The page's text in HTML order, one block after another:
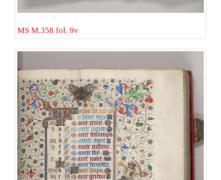
MS M.358 fol. 9v